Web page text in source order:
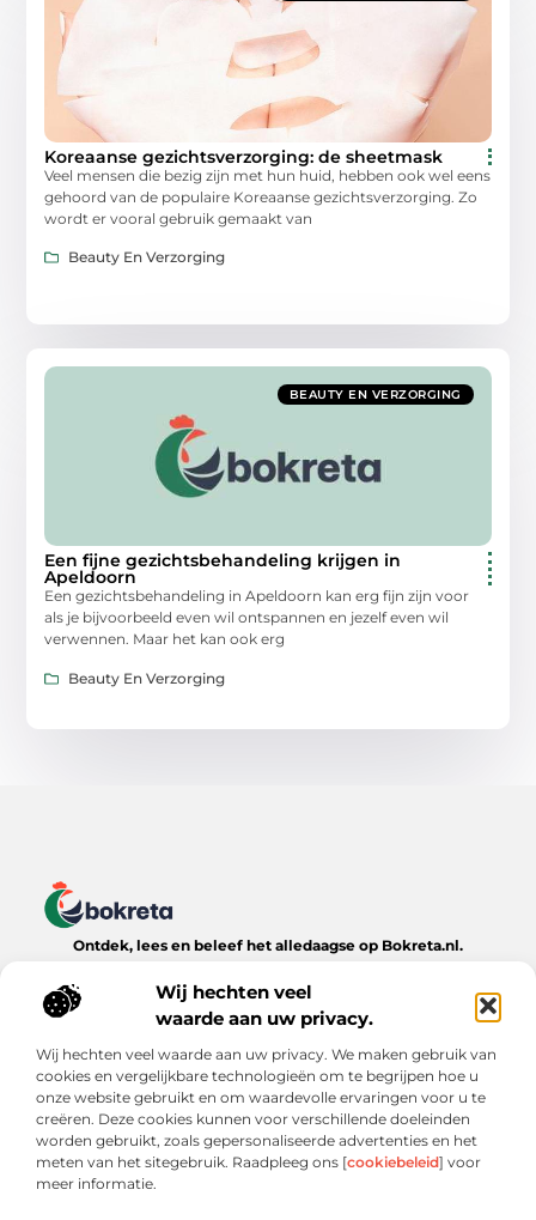
Wij hechten veel
waarde aan uw privacy.
Wij hechten veel waarde aan uw privacy. We maken gebruik van
cookies en vergelijkbare technologieën om te begrijpen hoe u
onze website gebruikt en om waardevolle ervaringen voor u te
creëren. Deze cookies kunnen voor verschillende doeleinden
worden gebruikt, zoals gepersonaliseerde advertenties en het
meten van het sitegebruik. Raadpleeg ons [cookiebeleid] voor
meer informatie.
Koreaanse gezichtsverzorging: de sheetmask
Veel mensen die bezig zijn met hun huid, hebben ook wel eens
gehoord van de populaire Koreaanse gezichtsverzorging. Zo
wordt er vooral gebruik gemaakt van
Beauty En Verzorging
BEAUTY EN VERZORGING
Een fijne gezichtsbehandeling krijgen in
Apeldoorn
Een gezichtsbehandeling in Apeldoorn kan erg fijn zijn voor
als je bijvoorbeeld even wil ontspannen en jezelf even wil
verwennen. Maar het kan ook erg
Beauty En Verzorging
Ontdek, lees en beleef het alledaagse op Bokreta.nl.
boeiende verhalen over het dagelijks leven.
Onze informatie